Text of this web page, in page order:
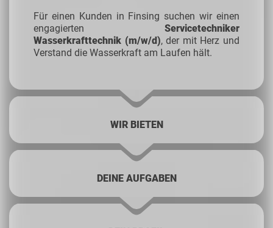
Für einen Kunden in Finsing suchen wir einen
engagierten Servicetechniker
Wasserkrafttechnik (m/w/d), der mit Herz und
Verstand die Wasserkraft am Laufen hält.
WIR BIETEN
DEINE AUFGABEN